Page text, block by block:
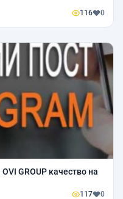
116 0
GROUP качество на
117 0